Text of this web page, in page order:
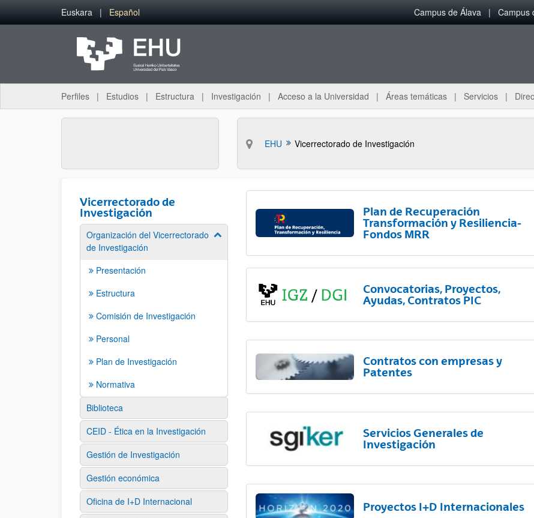
Saltar al contenido principal
Euskara Español Campus de Álava Campus
Perfiles Estudios Estructura Investigación Acceso a la Universidad Áreas temáticas Servicios
EHU Vicerrectorado de Investigación
Vicerrectorado de
Investigación
Organización del Vicerrectorado
de Investigación
Mostrar/ocultar subpáginas
Presentación
Estructura
Comisión de Investigación
Personal
Plan de Investigación
Normativa
Biblioteca
CEID - Ética en la Investigación
Gestión de Investigación
Gestión económica
Oficina de I+D Internacional
Plan de Recuperación
Transformación y Resiliencia-
Fondos MRR
Convocatorias, Proyectos,
Ayudas, Contratos PIC
Contratos con empresas y
Patentes
Servicios Generales de
Investigación
Proyectos I+D Internacionales